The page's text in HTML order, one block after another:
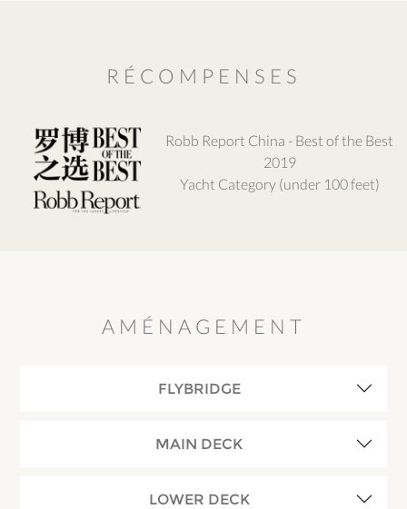
RÉCOMPENSES
Robb Report China - Best of the Best
2019
Yacht Category (under 100 feet)
AMÉNAGEMENT
FLYBRIDGE
MAIN DECK
LOWER DECK